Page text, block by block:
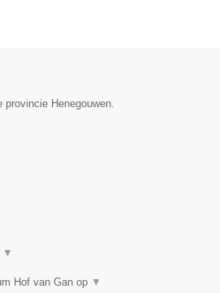
Henegouwen.
▼
Hof van Gan op ▼